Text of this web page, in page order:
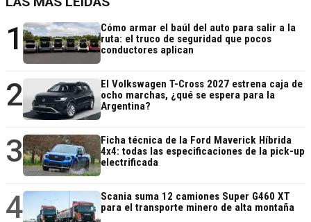
1
Cómo armar el baúl del auto para salir a la
ruta: el truco de seguridad que pocos
conductores aplican
2
El Volkswagen T-Cross 2027 estrena caja de
ocho marchas, ¿qué se espera para la
Argentina?
3
Ficha técnica de la Ford Maverick Híbrida
4x4: todas las especificaciones de la pick-up
electrificada
4
Scania suma 12 camiones Super G460 XT
para el transporte minero de alta montaña